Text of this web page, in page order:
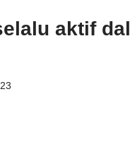
aktif